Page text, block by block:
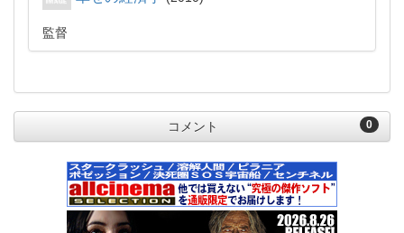
監督
0
コメント